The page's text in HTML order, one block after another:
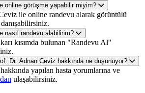
online görüşme yapabilir miyim?
ile online randevu alarak görüntülü
nasıl randevu alabilirim?
kısımda bulunan "Randevu Al"
Dr. Adnan Ceviz hakkında ne düşünüyor?
yapılan hasta yorumlarına ve
ulaşabilirsiniz.